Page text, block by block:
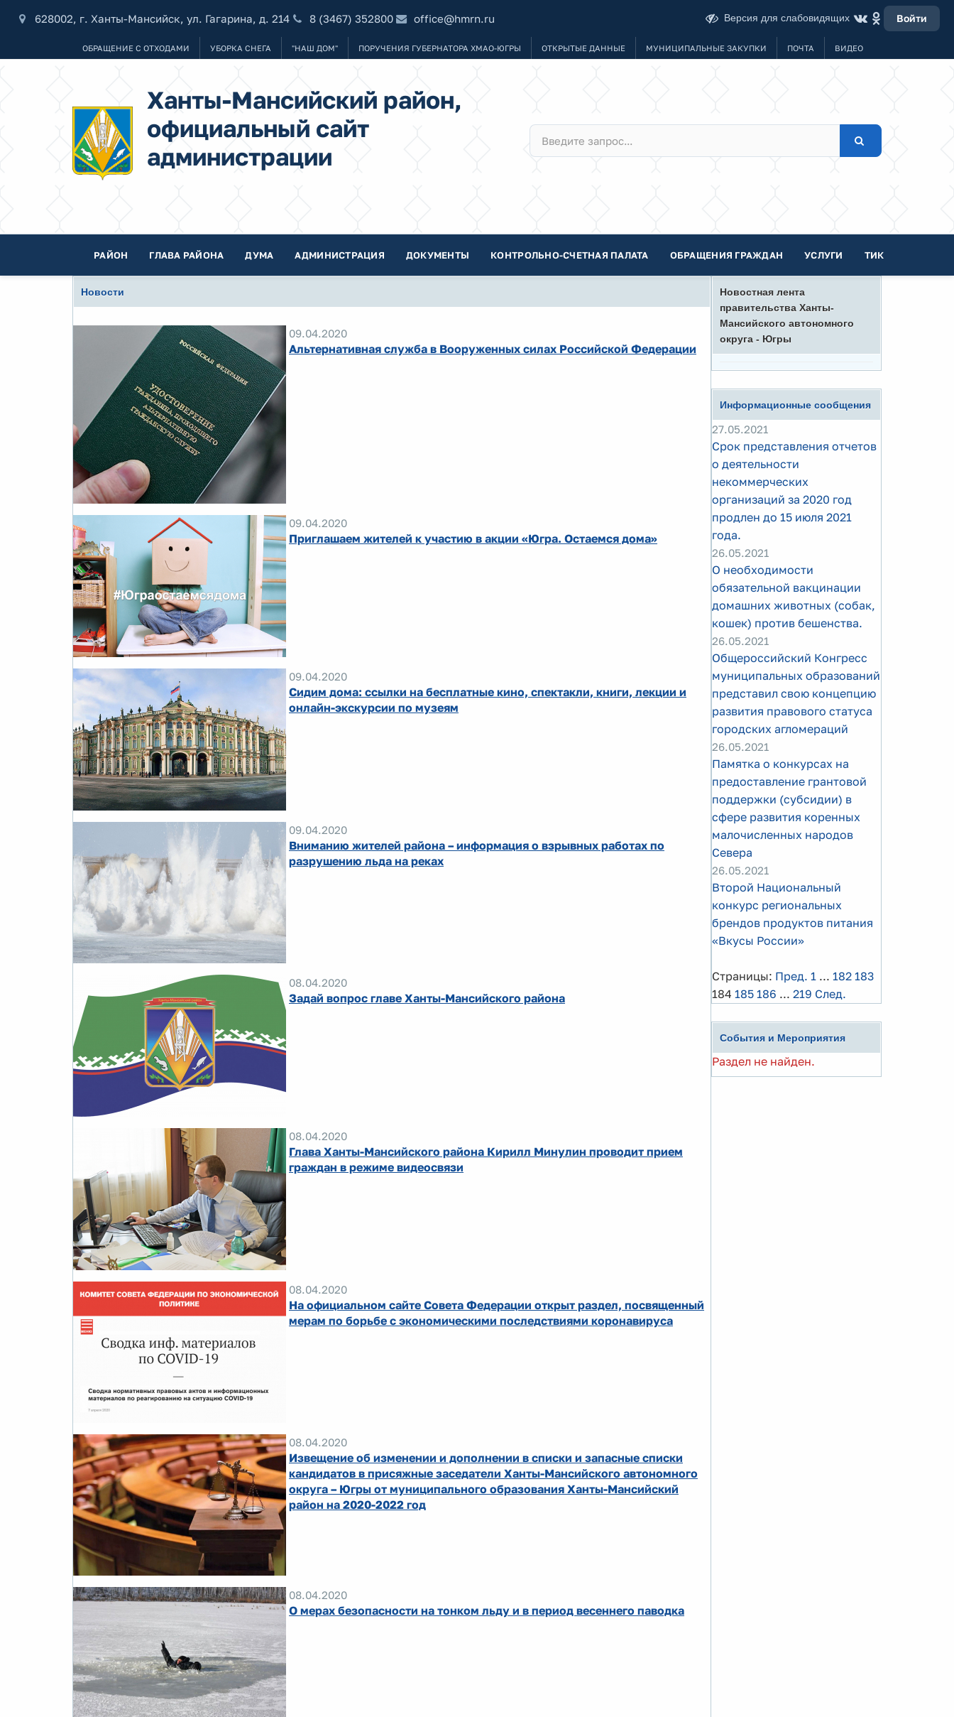
628002, г. Ханты-Мансийск, ул. Гагарина, д. 214 8 (3467) 352800 office@hmrn.ru Версия для слабовидящих Войти
ОБРАЩЕНИЕ С ОТХОДАМИ УБОРКА СНЕГА "НАШ ДОМ" ПОРУЧЕНИЯ ГУБЕРНАТОРА ХМАО-ЮГРЫ ОТКРЫТЫЕ ДАННЫЕ МУНИЦИПАЛЬНЫЕ ЗАКУПКИ ПОЧТА ВИДЕО
Ханты-Мансийский район,
официальный сайт
администрации
РАЙОН ГЛАВА РАЙОНА ДУМА АДМИНИСТРАЦИЯ ДОКУМЕНТЫ КОНТРОЛЬНО-СЧЕТНАЯ ПАЛАТА ОБРАЩЕНИЯ ГРАЖДАН УСЛУГИ ТИК
Новости
09.04.2020
Альтернативная служба в Вооруженных силах Российской Федерации
09.04.2020
Приглашаем жителей к участию в акции «Югра. Остаемся дома»
09.04.2020
Сидим дома: ссылки на бесплатные кино, спектакли, книги, лекции и
онлайн-экскурсии по музеям
09.04.2020
Вниманию жителей района – информация о взрывных работах по
разрушению льда на реках
08.04.2020
Задай вопрос главе Ханты-Мансийского района
08.04.2020
Глава Ханты-Мансийского района Кирилл Минулин проводит прием
граждан в режиме видеосвязи
08.04.2020
На официальном сайте Совета Федерации открыт раздел, посвященный
мерам по борьбе с экономическими последствиями коронавируса
08.04.2020
Извещение об изменении и дополнении в списки и запасные списки
кандидатов в присяжные заседатели Ханты-Мансийского автономного
округа – Югры от муниципального образования Ханты-Мансийский
район на 2020-2022 год
08.04.2020
О мерах безопасности на тонком льду и в период весеннего паводка
Новостная лента
правительства Ханты-
Мансийского автономного
округа - Югры
Информационные сообщения
27.05.2021
Срок представления отчетов
о деятельности
некоммерческих
организаций за 2020 год
продлен до 15 июля 2021
года.
26.05.2021
О необходимости
обязательной вакцинации
домашних животных (собак,
кошек) против бешенства.
26.05.2021
Общероссийский Конгресс
муниципальных образований
представил свою концепцию
развития правового статуса
городских агломераций
26.05.2021
Памятка о конкурсах на
предоставление грантовой
поддержки (субсидии) в
сфере развития коренных
малочисленных народов
Севера
26.05.2021
Второй Национальный
конкурс региональных
брендов продуктов питания
«Вкусы России»
Страницы: Пред. 1 ... 182 183
184 185 186 ... 219 След.
События и Мероприятия
Раздел не найден.